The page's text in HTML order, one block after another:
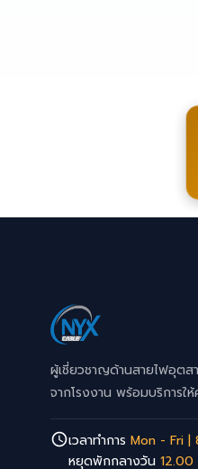
ผู้เชี่ยวชาญด้านสายไฟอุต
จากโรงงาน พร้อมบริการใ
เวลาทำการ Mon - Fri |
หยุดพักกลางวัน 12.00